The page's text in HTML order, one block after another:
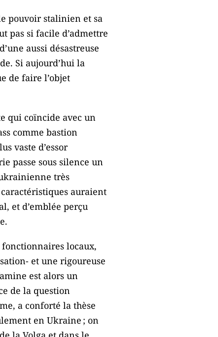
pouvoir stalinien et sa
pas si facile d’admettre
aussi désastreuse
Si aujourd’hui la
de faire l’objet
qui coïncide avec un
comme bastion
vaste d’essor
passe sous silence un
très
auraient
et d’emblée perçu
locaux,
et une rigoureuse
est alors un
de la question
a conforté la thèse
en Ukraine ; on